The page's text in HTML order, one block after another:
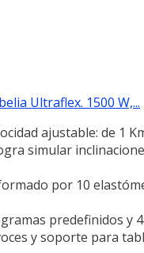
Ultraflex. 1500 W,...
ajustable: de 1
simular
por 10
predefinidos y
y soporte para